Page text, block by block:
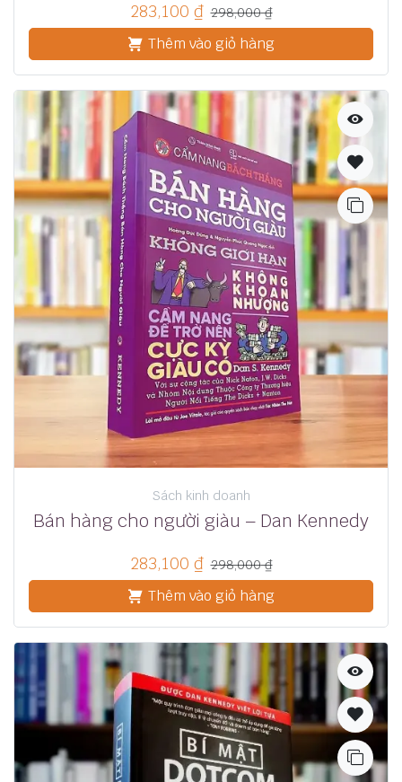
283,100 ₫ 298,000₫
Thêm vào giỏ hàng
Sách kinh doanh
Bán hàng cho người giàu – Dan Kennedy
283,100 ₫ 298,000₫
Thêm vào giỏ hàng